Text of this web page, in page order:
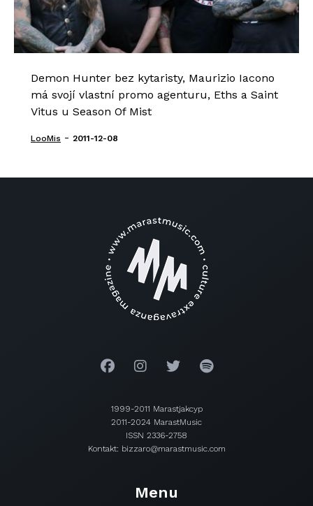
Demon Hunter bez kytaristy, Maurizio Iacono
má svojí vlastní promo agenturu, Eths a Saint
Vitus u Season Of Mist
LooMis - 2011-12-08
1999-2011 Marastjakcyp
2011-2024 MarastMusic
ISSN 2336-2758
Kontakt: bizzaro@marastmusic.com
Menu